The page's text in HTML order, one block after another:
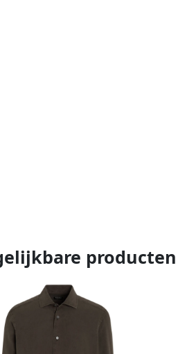
producten